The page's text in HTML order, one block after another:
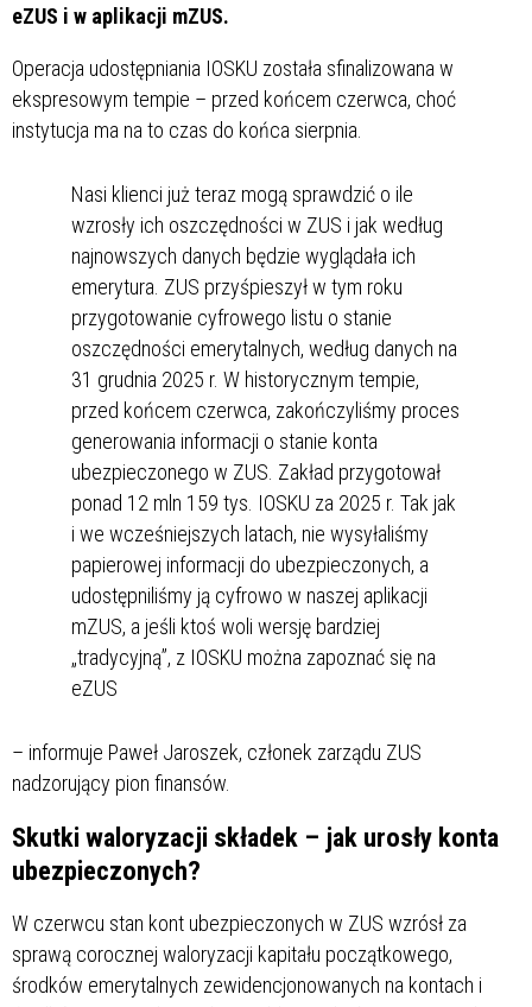
eZUS i w aplikacji mZUS.
Operacja udostępniania IOSKU została sfinalizowana w
ekspresowym tempie – przed końcem czerwca, choć
instytucja ma na to czas do końca sierpnia.
Nasi klienci już teraz mogą sprawdzić o ile
wzrosły ich oszczędności w ZUS i jak według
najnowszych danych będzie wyglądała ich
emerytura. ZUS przyśpieszył w tym roku
przygotowanie cyfrowego listu o stanie
oszczędności emerytalnych, według danych na
31 grudnia 2025 r. W historycznym tempie,
przed końcem czerwca, zakończyliśmy proces
generowania informacji o stanie konta
ubezpieczonego w ZUS. Zakład przygotował
ponad 12 mln 159 tys. IOSKU za 2025 r. Tak jak
i we wcześniejszych latach, nie wysyłaliśmy
papierowej informacji do ubezpieczonych, a
udostępniliśmy ją cyfrowo w naszej aplikacji
mZUS, a jeśli ktoś woli wersję bardziej
„tradycyjną”, z IOSKU można zapoznać się na
eZUS
– informuje Paweł Jaroszek, członek zarządu ZUS
nadzorujący pion finansów.
Skutki waloryzacji składek – jak urosły konta
ubezpieczonych?
W czerwcu stan kont ubezpieczonych w ZUS wzrósł za
sprawą corocznej waloryzacji kapitału początkowego,
środków emerytalnych zewidencjonowanych na kontach i